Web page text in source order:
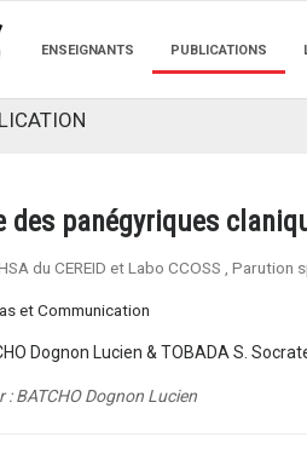
ENSEIGNANTS PUBLICATIONS
des panégyriques
du CEREID et Labo CCOSS , Parution
et Communication
Dognon Lucien & TOBADA S.
: BATCHO Dognon Lucien